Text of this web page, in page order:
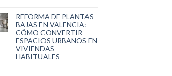
REFORMA DE PLANTAS
BAJAS EN VALENCIA:
CÓMO CONVERTIR
ESPACIOS URBANOS EN
VIVIENDAS
HABITUALES